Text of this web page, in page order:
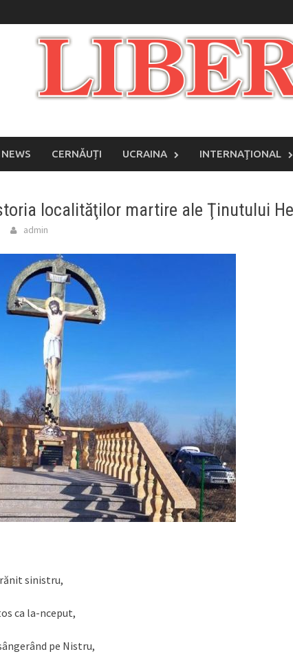
CERNĂUȚI UCRAINA INTERNAŢIONAL
localităţilor martire ale Ţinutului
admin
sinistru,
ca la-nceput,
pe Nistru,